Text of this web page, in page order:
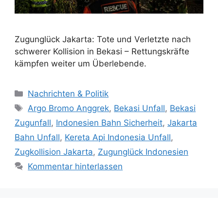
Zugunglück Jakarta: Tote und Verletzte nach
schwerer Kollision in Bekasi – Rettungskräfte
kämpfen weiter um Überlebende.
Kategorien
Nachrichten & Politik
Schlagwörter
Argo Bromo Anggrek, Bekasi Unfall, Bekasi
Zugunfall, Indonesien Bahn Sicherheit, Jakarta
Bahn Unfall, Kereta Api Indonesia Unfall,
Zugkollision Jakarta, Zugunglück Indonesien
Kommentar hinterlassen